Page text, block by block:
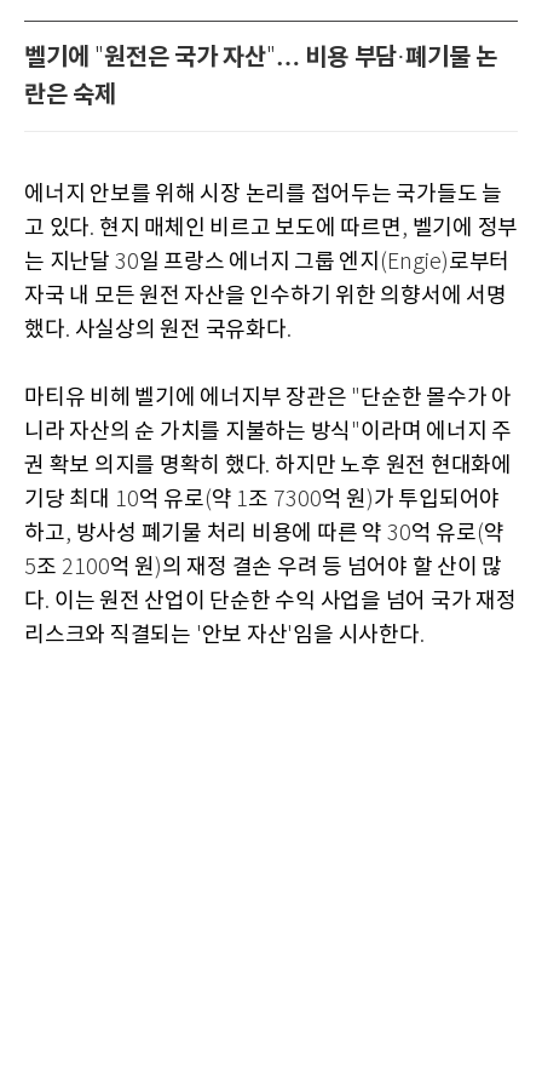
벨기에 "원전은 국가 자산"… 비용 부담·폐기물 논
란은 숙제
에너지 안보를 위해 시장 논리를 접어두는 국가들도 늘
고 있다. 현지 매체인 비르고 보도에 따르면, 벨기에 정부
는 지난달 30일 프랑스 에너지 그룹 엔지 (Engie)로부터
자국 내 모든 원전 자산을 인수하기 위한 의향서에 서명
했다. 사실상의 원전 국유화다.
마티유 비헤 벨기에 에너지부 장관은 "단순한 몰수가 아
니라 자산의 순 가치를 지불하는 방식 "이라며 에너지 주
권 확보 의지를 명확히 했다. 하지만 노후 원전 현대화에
기당 최대 10억 유로(약 1조 7300억 원 )가 투입되어야
하고, 방사성 폐기물 처리 비용에 따른 약 30억 유로(약
5조 2100억 원 )의 재정 결손 우려 등 넘어야 할 산이 많
다. 이는 원전 산업이 단순한 수익 사업을 넘어 국가 재정
리스크와 직결되는 '안보 자산'임을 시사한다.